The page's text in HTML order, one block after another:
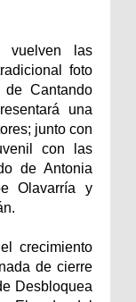
vuelven las
foto
Cantando
una
junto con
con las
de Antonia
Olavarría y
crecimiento
de cierre
Desbloquea